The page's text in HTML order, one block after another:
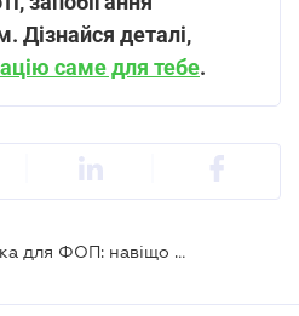
Дізнайся деталі,
саме для тебе.
Електронна трудова книжка для ФОП: навіщо потрібна та як сформувати